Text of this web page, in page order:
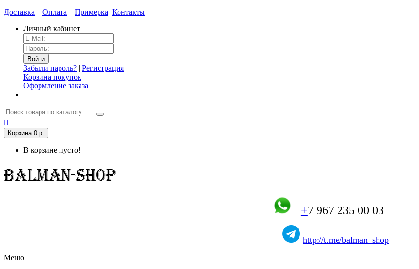
Доставка Оплата Примерка Контакты
Личный кабинет
Забыли пароль? | Регистрация
Корзина покупок
Оформление заказа
Корзина 0 р.
В корзине пусто!
+7 967 235 00 03
http://t.me/balman_shop
Меню